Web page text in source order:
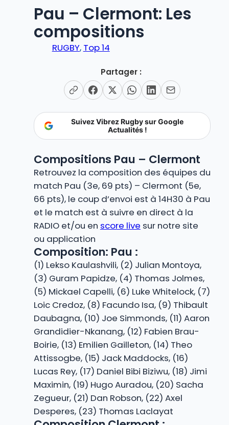
Pau – Clermont: Les
compositions
RUGBY, Top 14
Partager :
Suivez Vibrez Rugby sur Google
Actualités !
Compositions Pau – Clermont
Retrouvez la composition des équipes du
match Pau (3e, 69 pts) – Clermont (5e,
66 pts), le coup d’envoi est à 14H30 à Pau
et le match est à suivre en direct à la
RADIO et/ou en score live sur notre site
ou application
Composition: Pau :
(1) Lekso Kaulashvili, (2) Julian Montoya,
(3) Guram Papidze, (4) Thomas Jolmes,
(5) Mickael Capelli, (6) Luke Whitelock, (7)
Loic Credoz, (8) Facundo Isa, (9) Thibault
Daubagna, (10) Joe Simmonds, (11) Aaron
Grandidier-Nkanang, (12) Fabien Brau-
Boirie, (13) Emilien Gailleton, (14) Theo
Attissogbe, (15) Jack Maddocks, (16)
Lucas Rey, (17) Daniel Bibi Biziwu, (18) Jimi
Maximin, (19) Hugo Auradou, (20) Sacha
Zegueur, (21) Dan Robson, (22) Axel
Desperes, (23) Thomas Laclayat